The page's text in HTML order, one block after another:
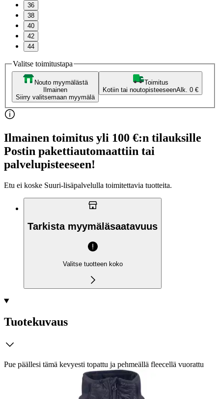
36
38
40
42
44
Valitse toimitustapa
Nouto myymälästä
Ilmainen
Siirry valitsemaan myymälä
Toimitus
Kotiin tai noutopisteeseenAlk. 0 €
Ilmainen toimitus yli 100 €:n tilauksille
Postin pakettiautomaattiin tai
palvelupisteeseen!
Etu ei koske Suuri‑lisäpalvelulla toimitettavia tuotteita.
Tarkista myymäläsaatavuus
Valitse tuotteen koko
Tuotekuvaus
Pue päällesi tämä kevyesti topattu ja pehmeällä fleecellä vuorattu
takki ratsastaessasi viileällä säällä. Kangasmateriaali on
vettähylkivää ja tuulenpitävää. Tässä tyylikkäässä ja sporttisessa
takissa on 2-suuntainen vetoketju edessä, vetoketjulliset taskut ja